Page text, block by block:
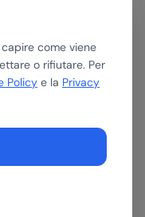
come viene
o rifiutare. Per
Policy e la Privacy
avanzati per
azienda di
dal settore in cui